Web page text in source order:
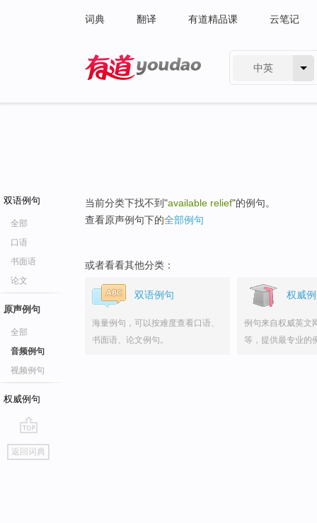
词典 翻译 有道精品课 云笔记
中英
双语例句
全部
口语
书面语
论文
原声例句
全部
音频例句
视频例句
权威例句
go
top
返回词典
当前分类下找不到"available relief"的例句。
查看原声例句下的全部例句
或者看看其他分类：
双语例句
海量例句，可以按难度查看口语、
书面语、论文例句。
权威
例句来自权威英文
等，提供最专业的